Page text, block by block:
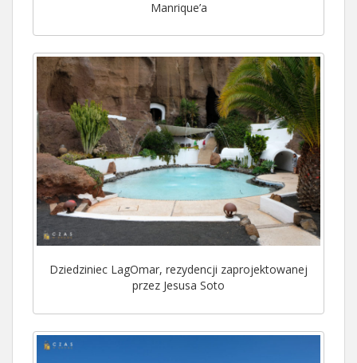
Manrique’a
Dziedziniec LagOmar, rezydencji zaprojektowanej
przez Jesusa Soto